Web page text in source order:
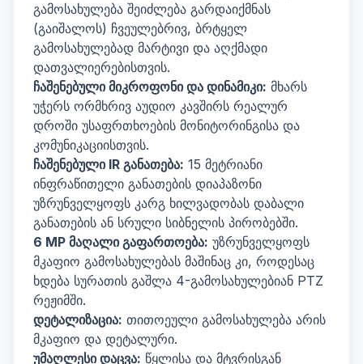
გამოსახულება შეიძლება გარდაიქმნას
(გაიშალოს) ჩვეულებრივ, ბრტყელ
გამოსახულებად მარტივი და აღქმადი
დათვალიერებისთვის.
ჩაშენებული მიკროფონი და დინამიკი: მხარს
უჭერს ორმხრივ აუდიო კავშირს რეალურ
დროში უსაფრთხოების მონიტორინგისა და
კომუნიკაციისთვის.
ჩაშენებული IR განათება: 15 მეტრიანი
ინფრაწითელი განათების დიაპაზონი
უზრუნველყოფს კარგ ხილვადობას დაბალი
განათების ან სრული სიბნელის პირობებში.
6 MP მაღალი გაფართოება: უზრუნველყოფს
მკაფიო გამოსახულებას მაშინაც კი, როდესაც
ხდება სურათის გაშლა 4-გამოსახულებიან PTZ
რეჟიმში.
დეტალიზაცია: თითოეული გამოსახულება არის
მკაფიო და დეტალური.
უმაღლესი დაცვა: წყლისა და მტვრისგან